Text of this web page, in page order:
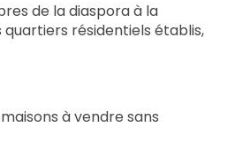
de la diaspora à la
résidentiels établis,
à vendre sans